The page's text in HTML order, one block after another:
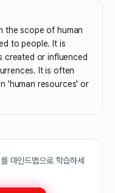
the scope of human
to people. It is
created or influenced
It is often
'human resources' or
마인드맵으로 학습하세